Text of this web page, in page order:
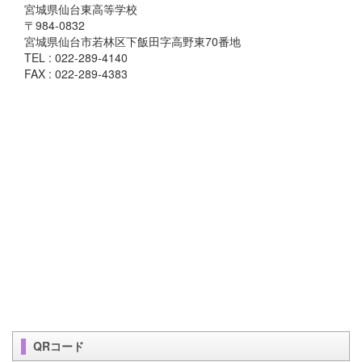
宮城県仙台東高等学校
〒984-0832
宮城県仙台市若林区下飯田字高野東70番地
TEL : 022-289-4140
FAX : 022-289-4383
QRコード